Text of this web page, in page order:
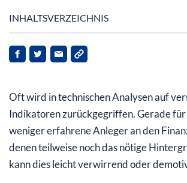
INHALTSVERZEICHNIS
Der MACD-Indikator
Wie wird der MACD berechnet?
Wozu kann ich den MACD nutzen?
1. Der MACD als Momentumindikator
2. Der MACD als Signalgeber
Oft wird in technischen Analysen auf
Indikatoren zurückgegriffen. Gerade für
weniger erfahrene Anleger an den
denen teilweise noch das nötige
kann dies leicht verwirrend oder